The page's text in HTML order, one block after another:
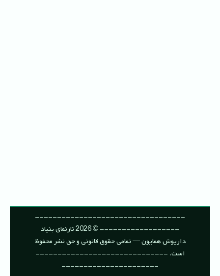
----------------------------------
------------------ © 2026 تارنمای بنیاد
داریوش همایون — تمامی حقوق قانونی و حق نشر محفوظ
است. ------------------------------
----------------------